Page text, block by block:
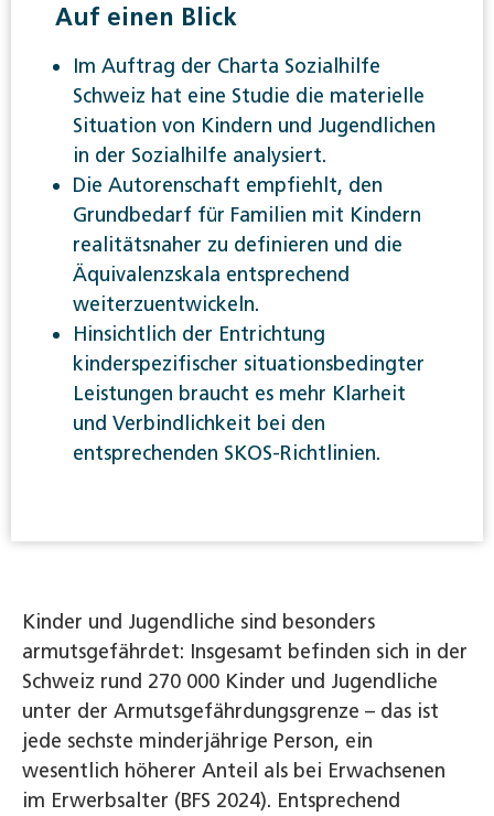
Auf einen Blick
Im Auftrag der Charta Sozialhilfe
Schweiz hat eine Studie die materielle
Situation von Kindern und Jugendlichen
in der Sozialhilfe analysiert.
Die Autorenschaft empfiehlt, den
Grundbedarf für Familien mit Kindern
realitätsnaher zu definieren und die
Äquivalenzskala entsprechend
weiterzuentwickeln.
Hinsichtlich der Entrichtung
kinderspezifischer situationsbedingter
Leistungen braucht es mehr Klarheit
und Verbindlichkeit bei den
entsprechenden SKOS-Richtlinien.
Kinder und Jugendliche sind besonders
armutsgefährdet: Insgesamt befinden sich in der
Schweiz rund 270 000 Kinder und Jugendliche
unter der Armutsgefährdungsgrenze – das ist
jede sechste minderjährige Person, ein
wesentlich höherer Anteil als bei Erwachsenen
im Erwerbsalter (BFS 2024). Entsprechend